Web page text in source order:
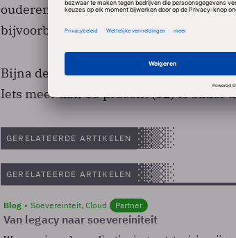
ouderen via internet gemakkelijker
bijvoorbeeld met vrienden en
Bijna de helft van de bezoekers (42
Iets meer dan 10 procent (12) is ouder
GERELATEERDE ARTIKELEN
GERELATEERDE ARTIKELEN
Blog Soevereinteit, Cloud Partner
Van legacy naar soevereiniteit